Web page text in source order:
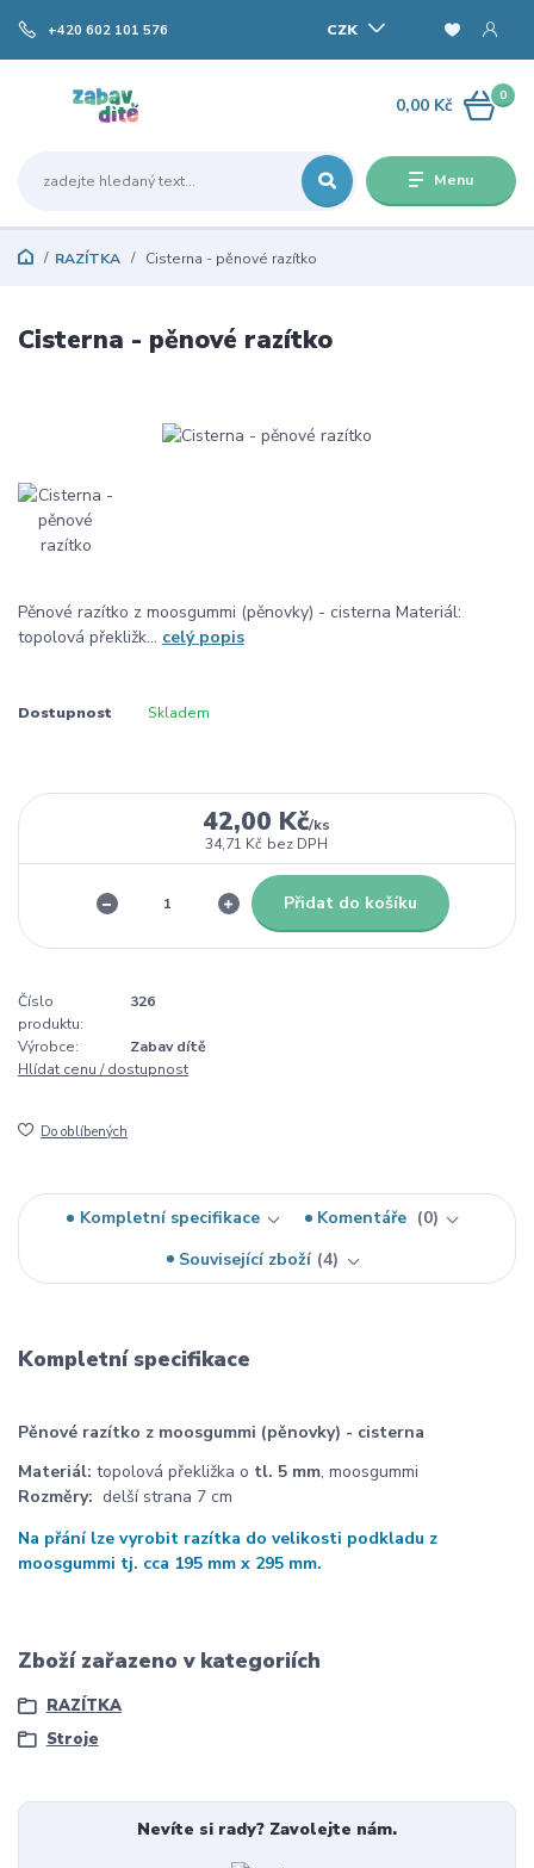
Menu
CZK
+420 602 101 576
0
0,00 Kč
RAZÍTKA Cisterna - pěnové razítko
Cisterna - pěnové razítko
Pěnové razítko z moosgummi (pěnovky) - cisterna Materiál:
topolová překližk... celý popis
Dostupnost Skladem
42,00 Kč/ks
34,71 Kč bez DPH
Přidat do košíku
Číslo
produktu:
326
Výrobce:
Zabav dítě
Hlídat cenu / dostupnost
Do oblíbených
Kompletní specifikace Komentáře
0
Související zboží 4
Kompletní specifikace
Pěnové razítko z moosgummi (pěnovky) - cisterna
Materiál: topolová překližka o tl. 5 mm, moosgummi
Rozměry: delší strana 7 cm
Na přání lze vyrobit razítka do velikosti podkladu z
moosgummi tj. cca 195 mm x 295 mm.
Zboží zařazeno v kategoriích
RAZÍTKA
Stroje
Nevíte si rady? Zavolejte nám.